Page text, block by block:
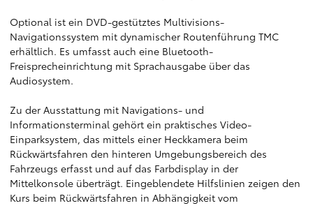
Optional ist ein DVD-gestütztes Multivisions-
Navigationssystem mit dynamischer Routenführung TMC
erhältlich. Es umfasst auch eine Bluetooth-
Freisprecheinrichtung mit Sprachausgabe über das
Audiosystem.
Zu der Ausstattung mit Navigations- und
Informationsterminal gehört ein praktisches Video-
Einparksystem, das mittels einer Heckkamera beim
Rückwärtsfahren den hinteren Umgebungsbereich des
Fahrzeugs erfasst und auf das Farbdisplay in der
Mittelkonsole überträgt. Eingeblendete Hilfslinien zeigen den
Kurs beim Rückwärtsfahren in Abhängigkeit vom